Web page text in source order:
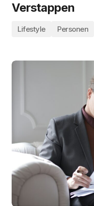
Verstappen
Lifestyle Personen